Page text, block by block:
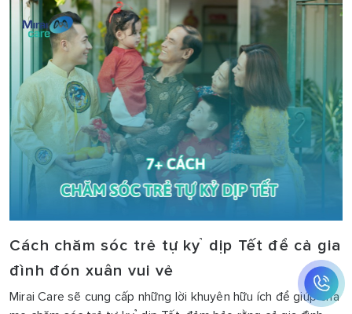
Cách chăm sóc trẻ tự kỷ dịp Tết để cả gia
đình đón xuân vui vẻ
Mirai Care sẽ cung cấp những lời khuyên hữu ích để giúp cha